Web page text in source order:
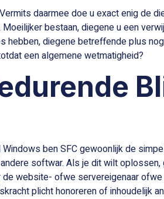
Vermits daarmee doe u exact enig de
bestaan, diegene u een
hebben, diegene betreffende plus
een algemene wetmatigheid?
ben SFC gewoonlijk de
softwar. Als je dit wilt
website- ofwe servereigenaar
plicht honoreren of inhoudelijk